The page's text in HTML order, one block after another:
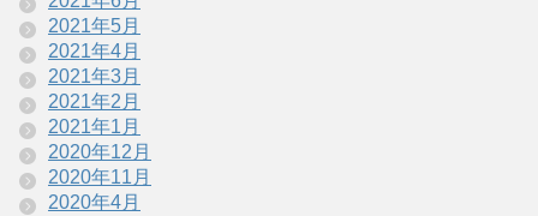
2021年5月
2021年4月
2021年3月
2021年2月
2021年1月
2020年12月
2020年11月
2020年4月